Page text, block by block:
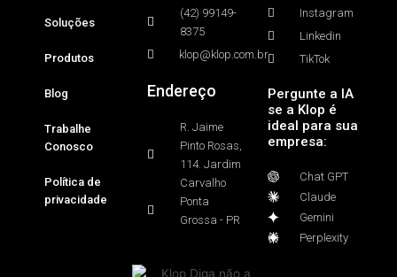
Soluções
Produtos
Blog
Trabalhe
Conosco
Política de
privacidade
(42) 99149-
8375
klop@klop.com.br
Endereço
R. Jaime
Pinto Rosas,
114. Jardim
Carvalho
Ponta
Grossa - PR
Instagram
Linkedin
TikTok
Pergunte a IA
se a Klop é
ideal para sua
empresa:
Chat GPT
Claude
Gemini
Perplexity